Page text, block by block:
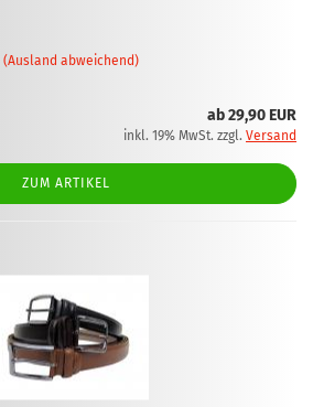
(Ausland abweichend)
ab 29,90 EUR
inkl. 19% MwSt. zzgl. Versand
ZUM ARTIKEL